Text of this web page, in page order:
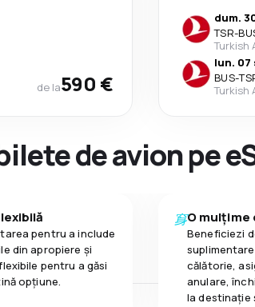
de la590 €
dum.
TSR-
Turkish
lun. 07
BUS-
Turkish
de avion pe
pentru a include
din apropiere și
pentru a găsi
opțiune.
O
Beneficiezi
călătorie,
anulare,
la destinaţie